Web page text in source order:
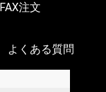
FAX注文
よくある質問